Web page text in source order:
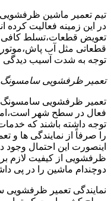
تیم تعمیر ماشین
در این زمینه فعالیت کرده
تعویض قطعات،تسلط کافی
قطعاتی مثل آب
توجه به شدت آسیب دیدگی
تعمیر ظرفشویی سامسونگ
تعمیر ظرفشویی سامسونگ
فعال در سطح شهر
توجه داشته باشند که
را صرفاً از نمایندگی ها و
اینصورت این احتمال
ظرفشویی از کیفیت لازم
دوچندام ماشین را در پی
نمایندگی تعمیر ظرفشویی